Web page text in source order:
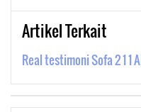
Artikel Terkait
Real testimoni Sofa 2 1 1